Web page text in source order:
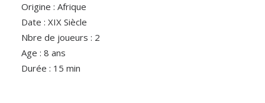
Origine : Afrique
Date : XIX Siècle
Nbre de joueurs : 2
Age : 8 ans
Durée : 15 min